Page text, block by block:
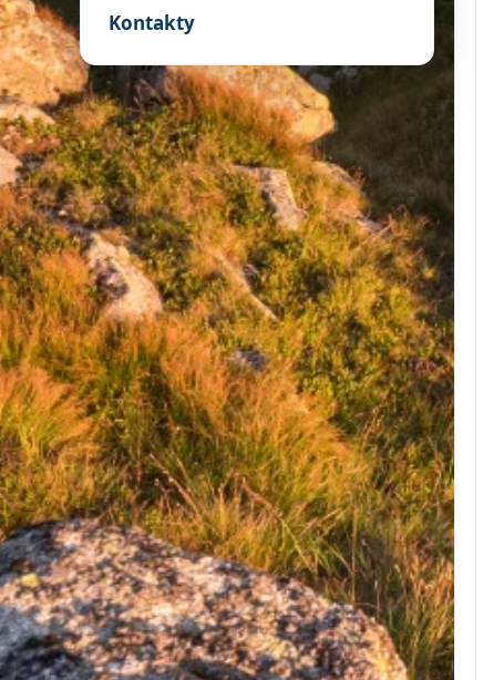
Kontakty